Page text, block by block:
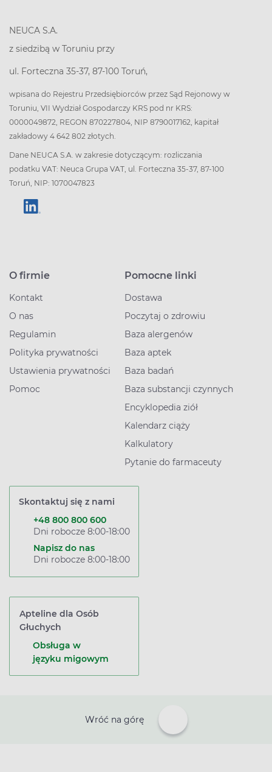
NEUCA S.A.
z siedzibą w Toruniu przy
ul. Forteczna 35-37, 87-100 Toruń,
wpisana do Rejestru Przedsiębiorców przez Sąd Rejonowy w
Toruniu, VII Wydział Gospodarczy KRS pod nr KRS:
0000049872, REGON 870227804, NIP 8790017162, kapitał
zakładowy 4 642 802 złotych.
Dane NEUCA S.A. w zakresie dotyczącym: rozliczania
podatku VAT: Neuca Grupa VAT, ul. Forteczna 35-37, 87-100
Toruń, NIP: 1070047823
O firmie
Kontakt
O nas
Regulamin
Polityka prywatności
Ustawienia prywatności
Pomoc
Pomocne linki
Dostawa
Poczytaj o zdrowiu
Baza alergenów
Baza aptek
Baza badań
Baza substancji czynnych
Encyklopedia ziół
Kalendarz ciąży
Kalkulatory
Pytanie do farmaceuty
Skontaktuj się z nami
+48 800 800 600
Dni robocze 8:00-18:00
Napisz do nas
Dni robocze 8:00-18:00
Apteline dla Osób
Głuchych
Obsługa w
języku migowym
Wróć na górę